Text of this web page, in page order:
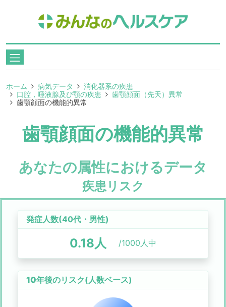
ホーム 病気データ
消化器系の疾患
口腔，唾液腺及び顎の疾患
歯顎顔面（先天）異常
歯顎顔面の機能的異常
歯顎顔面の機能的異常
あなたの属性におけるデータ
疾患リスク
発症人数(40代 ・ 男性)
0.18人 /1000人中
10年後のリスク(人数ベース)